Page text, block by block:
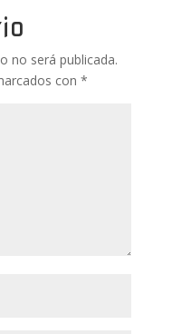
p r
no será publicada.
con *